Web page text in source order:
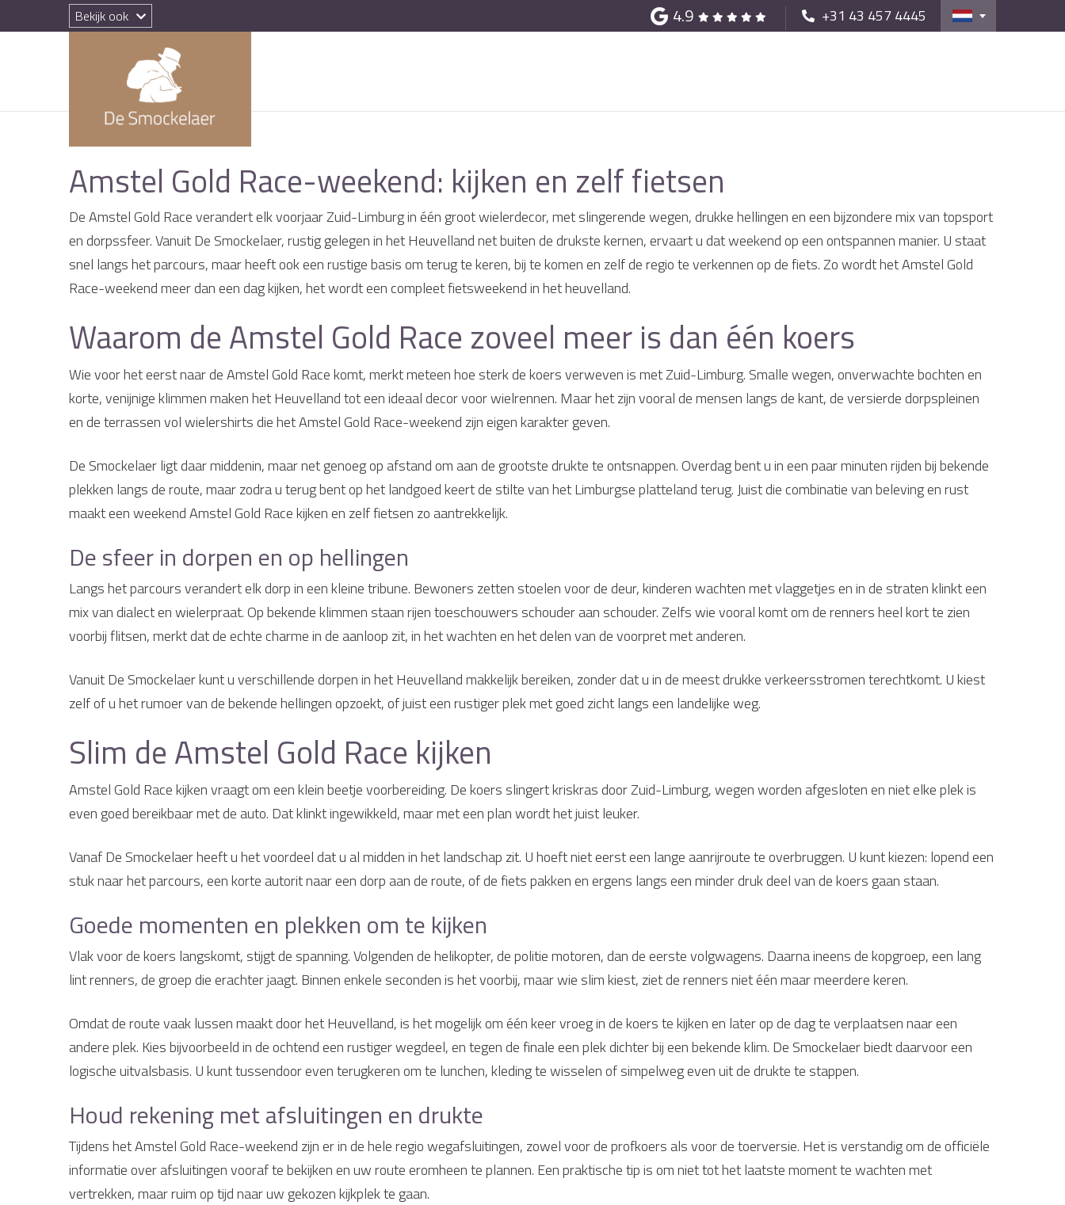
Bekijk ook 4.9 +31 43 457 4445
Amstel Gold Race-weekend: kijken en zelf fietsen
De Amstel Gold Race verandert elk voorjaar Zuid-Limburg in één groot wielerdecor, met slingerende wegen, drukke hellingen en een bijzondere mix van topsport
en dorpssfeer. Vanuit De Smockelaer, rustig gelegen in het Heuvelland net buiten de drukste kernen, ervaart u dat weekend op een ontspannen manier. U staat
snel langs het parcours, maar heeft ook een rustige basis om terug te keren, bij te komen en zelf de regio te verkennen op de fiets. Zo wordt het Amstel Gold
Race-weekend meer dan een dag kijken, het wordt een compleet fietsweekend in het heuvelland.
Waarom de Amstel Gold Race zoveel meer is dan één koers
Wie voor het eerst naar de Amstel Gold Race komt, merkt meteen hoe sterk de koers verweven is met Zuid-Limburg. Smalle wegen, onverwachte bochten en
korte, venijnige klimmen maken het Heuvelland tot een ideaal decor voor wielrennen. Maar het zijn vooral de mensen langs de kant, de versierde dorpspleinen
en de terrassen vol wielershirts die het Amstel Gold Race-weekend zijn eigen karakter geven.
De Smockelaer ligt daar middenin, maar net genoeg op afstand om aan de grootste drukte te ontsnappen. Overdag bent u in een paar minuten rijden bij bekende
plekken langs de route, maar zodra u terug bent op het landgoed keert de stilte van het Limburgse platteland terug. Juist die combinatie van beleving en rust
maakt een weekend Amstel Gold Race kijken en zelf fietsen zo aantrekkelijk.
De sfeer in dorpen en op hellingen
Langs het parcours verandert elk dorp in een kleine tribune. Bewoners zetten stoelen voor de deur, kinderen wachten met vlaggetjes en in de straten klinkt een
mix van dialect en wielerpraat. Op bekende klimmen staan rijen toeschouwers schouder aan schouder. Zelfs wie vooral komt om de renners heel kort te zien
voorbij flitsen, merkt dat de echte charme in de aanloop zit, in het wachten en het delen van de voorpret met anderen.
Vanuit De Smockelaer kunt u verschillende dorpen in het Heuvelland makkelijk bereiken, zonder dat u in de meest drukke verkeersstromen terechtkomt. U kiest
zelf of u het rumoer van de bekende hellingen opzoekt, of juist een rustiger plek met goed zicht langs een landelijke weg.
Slim de Amstel Gold Race kijken
Amstel Gold Race kijken vraagt om een klein beetje voorbereiding. De koers slingert kriskras door Zuid-Limburg, wegen worden afgesloten en niet elke plek is
even goed bereikbaar met de auto. Dat klinkt ingewikkeld, maar met een plan wordt het juist leuker.
Vanaf De Smockelaer heeft u het voordeel dat u al midden in het landschap zit. U hoeft niet eerst een lange aanrijroute te overbruggen. U kunt kiezen: lopend een
stuk naar het parcours, een korte autorit naar een dorp aan de route, of de fiets pakken en ergens langs een minder druk deel van de koers gaan staan.
Goede momenten en plekken om te kijken
Vlak voor de koers langskomt, stijgt de spanning. Volgenden de helikopter, de politie motoren, dan de eerste volgwagens. Daarna ineens de kopgroep, een lang
lint renners, de groep die erachter jaagt. Binnen enkele seconden is het voorbij, maar wie slim kiest, ziet de renners niet één maar meerdere keren.
Omdat de route vaak lussen maakt door het Heuvelland, is het mogelijk om één keer vroeg in de koers te kijken en later op de dag te verplaatsen naar een
andere plek. Kies bijvoorbeeld in de ochtend een rustiger wegdeel, en tegen de finale een plek dichter bij een bekende klim. De Smockelaer biedt daarvoor een
logische uitvalsbasis. U kunt tussendoor even terugkeren om te lunchen, kleding te wisselen of simpelweg even uit de drukte te stappen.
Houd rekening met afsluitingen en drukte
Tijdens het Amstel Gold Race-weekend zijn er in de hele regio wegafsluitingen, zowel voor de profkoers als voor de toerversie. Het is verstandig om de officiële
informatie over afsluitingen vooraf te bekijken en uw route eromheen te plannen. Een praktische tip is om niet tot het laatste moment te wachten met
vertrekken, maar ruim op tijd naar uw gekozen kijkplek te gaan.